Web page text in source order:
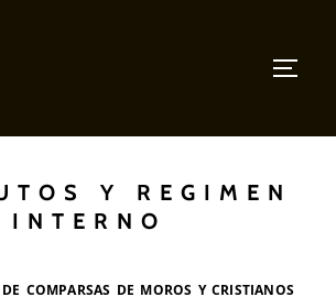
Y REGIMEN
INTERNO
COMPARSAS DE MOROS Y CRISTIANOS